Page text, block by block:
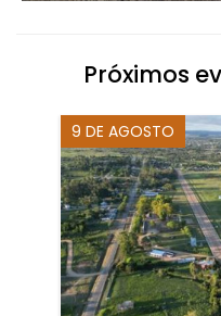
Próximos
9 DE AGOSTO